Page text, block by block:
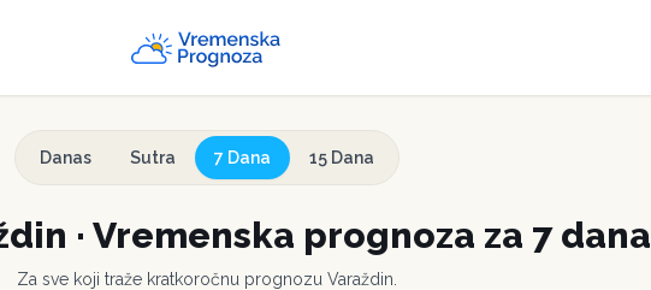
Danas Sutra 7 Dana 15 Dana
· Vremenska prognoza za 7 dana
Za sve koji traže kratkoročnu prognozu Varaždin